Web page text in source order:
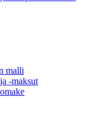
malli
-maksut